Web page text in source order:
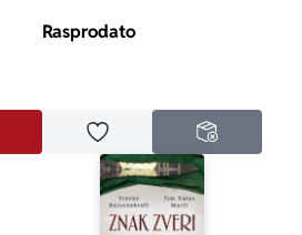
U KORPU
Rasprodato
Dodaj u omiljene